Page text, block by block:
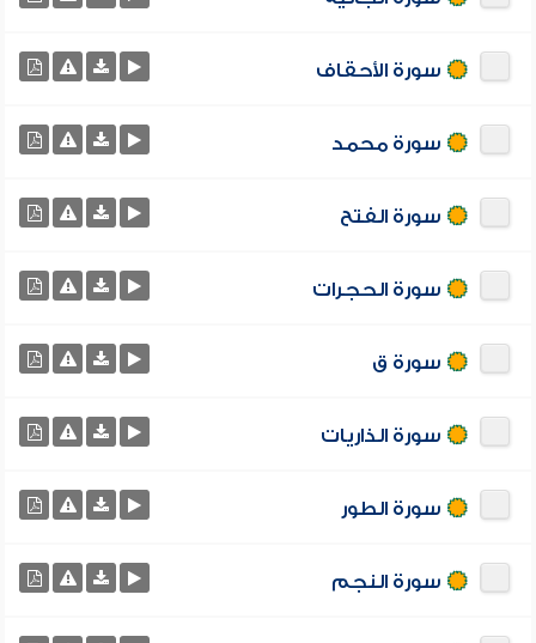
سورة الأحقاف
سورة محمد
سورة الفتح
سورة الحجرات
سورة ق
سورة الذاريات
سورة الطور
سورة النجم